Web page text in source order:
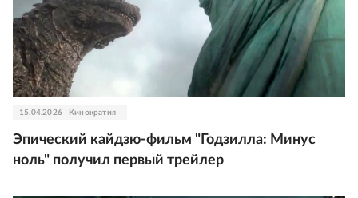
15.04.2026 Кинократия
Эпический кайдзю-фильм "Годзилла: Минус
ноль" получил первый трейлер